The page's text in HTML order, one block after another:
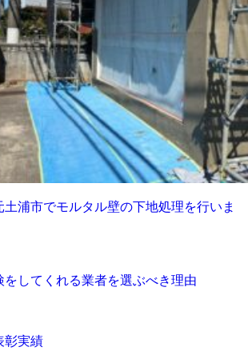
土浦市でモルタル壁の下地処理を行いま
をしてくれる業者を選ぶべき理由
彰実績